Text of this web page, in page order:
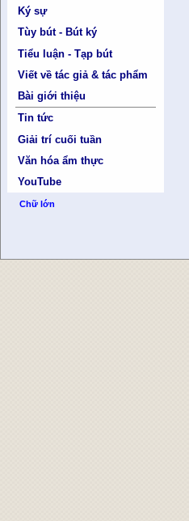
Ký sự
Tùy bút - Bút ký
Tiểu luận - Tạp bút
Viết về tác giả & tác phẩm
Bài giới thiệu
Tin tức
Giải trí cuối tuần
Văn hóa ẩm thực
YouTube
Chữ lớn